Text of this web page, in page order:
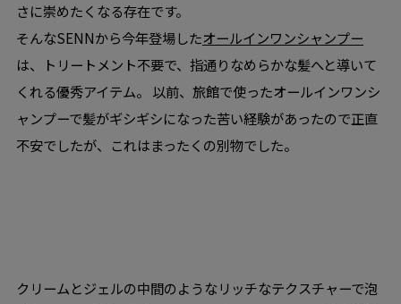
さに崇めたくなる存在です。
そんなSENNから今年登場したオールインワンシャンプー
は、トリートメント不要で、指通りなめらかな髪へと導いて
くれる優秀アイテム。 以前、旅館で使ったオールインワンシ
ャンプーで髪がギシギシになった苦い経験があったので正直
不安でしたが、これはまったくの別物でした。
クリームとジェルの中間のようなリッチなテクスチャーで泡